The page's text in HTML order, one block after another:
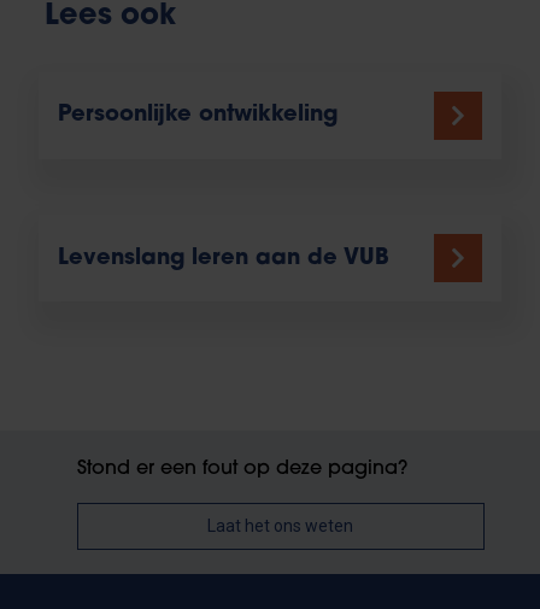
Lees ook
Persoonlijke ontwikkeling
Levenslang leren aan de VUB
Stond er een fout op deze pagina?
Laat het ons weten